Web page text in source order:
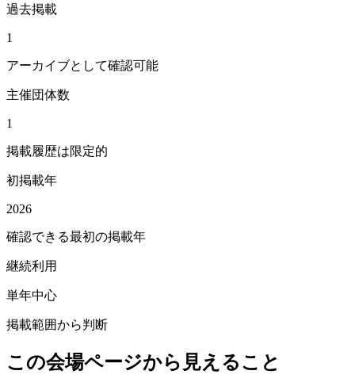
過去掲載
1
アーカイブとして確認可能
主催団体数
1
掲載履歴は限定的
初掲載年
2026
確認できる最初の掲載年
継続利用
単年中心
掲載範囲から判断
この会場ページから見えること